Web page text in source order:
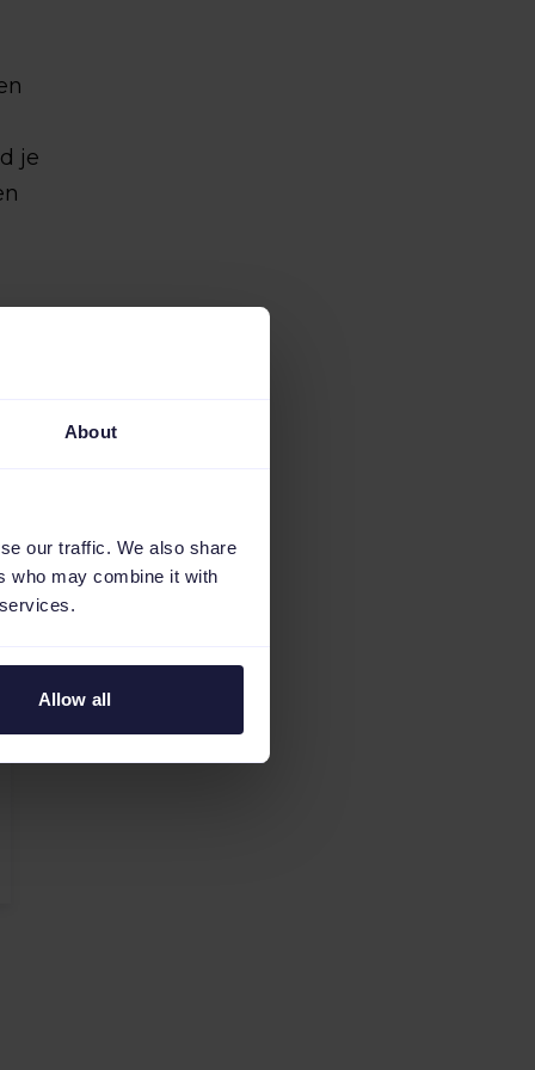
About
our traffic. We also share
who may combine it with
Allow all
je